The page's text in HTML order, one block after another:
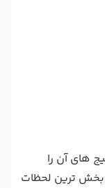
های آن را
بخش ترین لحظات